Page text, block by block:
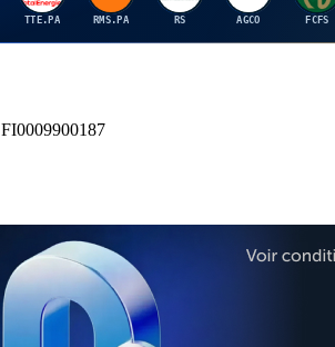
TTE.PA RMS.PA RS AGCO FCFS
FI0009900187